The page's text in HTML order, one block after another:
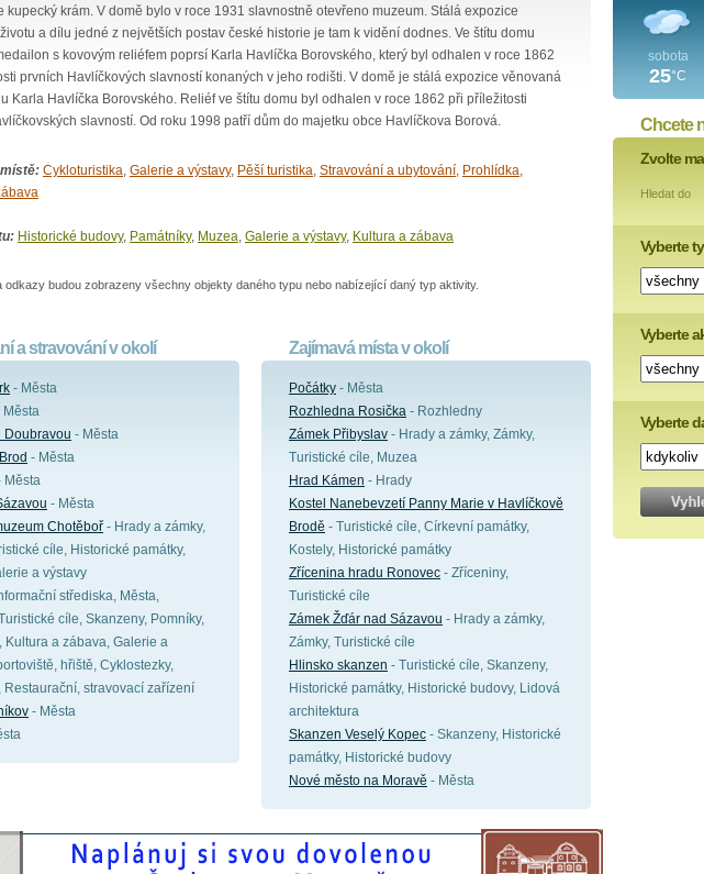
kupecký krám. V domě bylo v roce 1931 slavnostně otevřeno muzeum. Stálá expozice
a dílu jedné z největších postav české historie je tam k vidění dodnes. Ve štítu domu
s kovovým reliéfem poprsí Karla Havlíčka Borovského, který byl odhalen v roce 1862
prvních Havlíčkových slavností konaných v jeho rodišti. V domě je stálá expozice věnovaná
Karla Havlíčka Borovského. Reliéf ve štítu domu byl odhalen v roce 1862 při příležitosti
slavností. Od roku 1998 patří dům do majetku obce Havlíčkova Borová.
Cykloturistika, Galerie a výstavy, Pěší turistika, Stravování a ubytování, Prohlídka,
Historické budovy, Památníky, Muzea, Galerie a výstavy, Kultura a zábava
odkazy budou zobrazeny všechny objekty daného typu nebo nabízející daný typ aktivity.
a stravování v okolí
- Města
Města
Doubravou - Města
- Města
Města
- Města
Chotěboř - Hrady a zámky,
cíle, Historické památky,
a výstavy
střediska, Města,
cíle, Skanzeny, Pomníky,
Kultura a zábava, Galerie a
hřiště, Cyklostezky,
Restaurační, stravovací zařízení
- Města
Zajímavá místa v okolí
Počátky - Města
Rozhledna Rosička - Rozhledny
Zámek Přibyslav - Hrady a zámky, Zámky,
Turistické cíle, Muzea
Hrad Kámen - Hrady
Kostel Nanebevzetí Panny Marie v Havlíčkově
Brodě - Turistické cíle, Církevní památky,
Kostely, Historické památky
Zřícenina hradu Ronovec - Zříceniny,
Turistické cíle
Zámek Žďár nad Sázavou - Hrady a zámky,
Zámky, Turistické cíle
Hlinsko skanzen - Turistické cíle, Skanzeny,
Historické památky, Historické budovy, Lidová
architektura
Skanzen Veselý Kopec - Skanzeny, Historické
památky, Historické budovy
Nové město na Moravě - Města
sobota
25°C
Chcete
Zvolte
Hledat do
Vyberte
Vyberte
Vyberte